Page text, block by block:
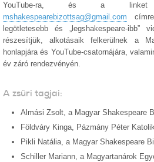
YouTube-ra, és a
mshakespearebizottsag@gmail.com
legötletesebb és „legshakespeare-ibb”
részesítjük, alkotásaik felkerülnek a
honlapjára és YouTube-csatornájára,
év záró rendezvényén.
A zsűri tagjai:
Almási Zsolt, a Magyar Shakespeare
Földváry Kinga, Pázmány Péter
Pikli Natália, a Magyar Shakespeare
Schiller Mariann, a Magyartanárok